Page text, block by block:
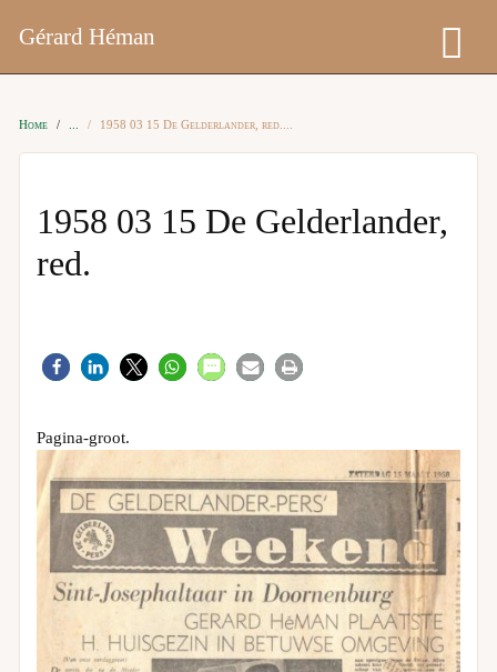
Gérard Héman
Home 1958 03 15 De Gelderlander, red.
1958 03 15 De Gelderlander,
red.
Pagina-groot.